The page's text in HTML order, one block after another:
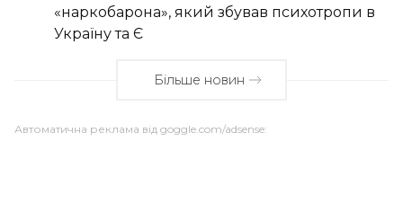
«наркобарона», який збував психотропи в
Україну та Є
Більше новин
Автоматична реклама від goggle.com/adsense: